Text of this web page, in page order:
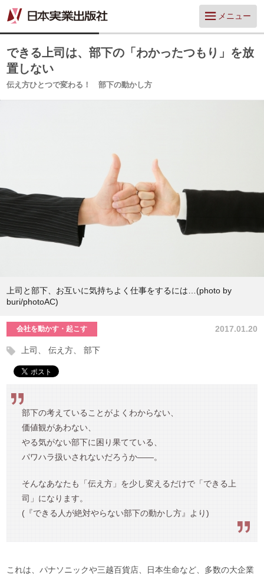
メニュー
できる上司は、部下の「わかったつもり」を放
置しない
伝え方ひとつで変わる！ 部下の動かし方
上司と部下、お互いに気持ちよく仕事をするには…(photo by
buri/photoAC)
2017.01.20
会社を動かす・起こす
上司 伝え方 部下
部下の考えていることがよくわからない、
価値観があわない、
やる気がない部下に困り果てている、
パワハラ扱いされないだろうか――。
そんなあなたも「伝え方」を少し変えるだけで「できる上
司」になります。
(『できる人が絶対やらない部下の動かし方』より)
これは、パナソニックや三越百貨店、日本生命など、多数の大企業